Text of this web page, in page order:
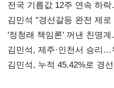
전국 기름값 12주 연속 하
김민석 "경선갈등 완전 제
사과부터"
'정청래 책임론' 꺼낸 친명
때리기
김민석, 제주·인천서 승리…
탈환'(종합)
김민석, 누적 45.42%로 경